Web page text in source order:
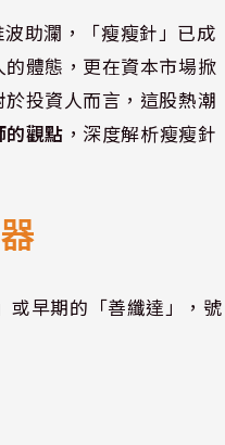
助瀾，「瘦瘦針」已成
體態，更在資本市場掀
投資人而言，這股熱潮
的觀點 ，深度解析瘦瘦針
早期的「善纖達」，號